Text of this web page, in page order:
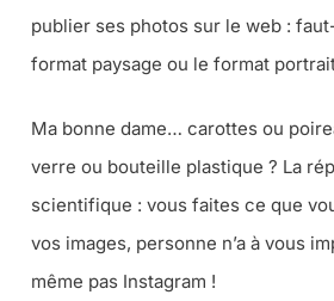
publier ses photos sur le web :
format paysage ou le format
Ma bonne dame… carottes ou
verre ou bouteille plastique ? La
scientifique : vous faites ce que
vos images, personne n’a à vous
même pas Instagram !